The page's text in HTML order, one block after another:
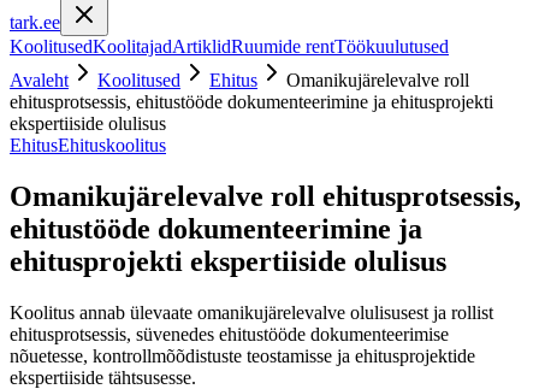
tark.ee
KoolitusedKoolitajadArtiklidRuumide rentTöökuulutused
Avaleht
Koolitused Ehitus
Omanikujärelevalve roll
ehitusprotsessis, ehitustööde dokumenteerimine ja ehitusprojekti
ekspertiiside olulisus
EhitusEhituskoolitus
Omanikujärelevalve roll ehitusprotsessis,
ehitustööde dokumenteerimine ja
ehitusprojekti ekspertiiside olulisus
Koolitus annab ülevaate omanikujärelevalve olulisusest ja rollist
ehitusprotsessis, süvenedes ehitustööde dokumenteerimise
nõuetesse, kontrollmõõdistuste teostamisse ja ehitusprojektide
ekspertiiside tähtsusesse.